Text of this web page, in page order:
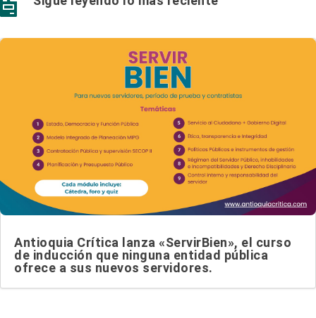

Antioquia Crítica lanza «ServirBien», el curso
de inducción que ninguna entidad pública
ofrece a sus nuevos servidores.